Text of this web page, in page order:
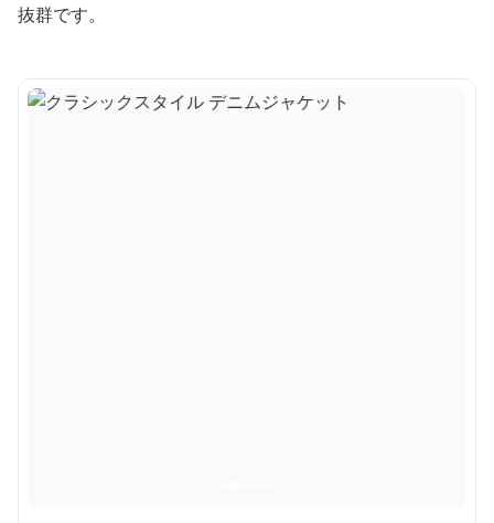
抜群です。